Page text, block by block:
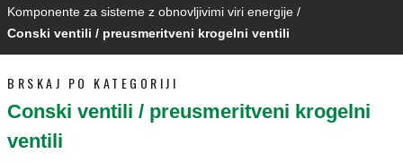
Komponente za sisteme z obnovljivimi viri energije /
Conski ventili / preusmeritveni krogelni ventili
BRSKAJ PO KATEGORIJI
Conski ventili / preusmeritveni krogelni
ventili